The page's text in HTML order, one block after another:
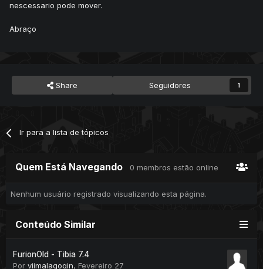
nescessario pode mover.
Abraço
Share Seguidores 1
Ir para a lista de tópicos
Quem Está Navegando 0 membros estão online
Nenhum usuário registrado visualizando esta página.
Conteúdo Similar
FurionOld - Tibia 7.4
Por viimalagogin, Fevereiro 27